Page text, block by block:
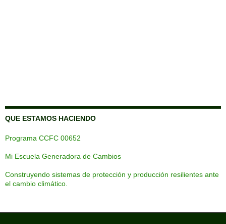
QUE ESTAMOS HACIENDO
Programa CCFC 00652
Mi Escuela Generadora de Cambios
Construyendo sistemas de protección y producción resilientes ante
el cambio climático.